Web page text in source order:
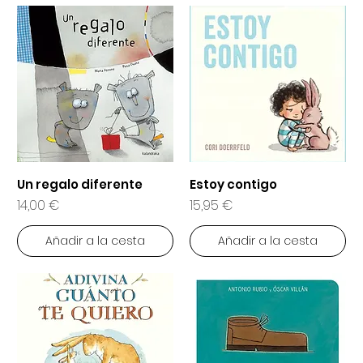
Un regalo diferente
Precio
14,00 €
Añadir a la cesta
Estoy contigo
Precio
15,95 €
Añadir a la cesta